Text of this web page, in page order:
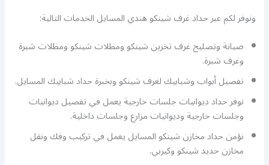
ونوفر لكم عبر حداد غرف شينكو هندي المسايل الخدمات التالية:
صيانة وتصليح غرف تخزين شينكو ومظلات شينكو ومظلات شبرة
وغرف شبرة.
تفصيل أبواب وشبابيك لغرف شينكو وبخبرة حداد شبابيك المسايل.
نوفر حداد ديوانيات جلسات خارجية يعمل في تفصيل ديوانيات
وجلسات خارجية وديوانيات مزارع وجلسات داخلية.
نؤمن حداد مخازن شينكو المسايل يعمل في تركيب وفك ونقل
مخازن حديد شينكو وكيربي.